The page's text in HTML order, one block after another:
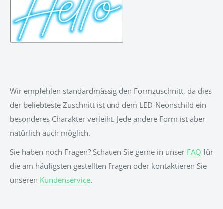
Wir empfehlen standardmässig den Formzuschnitt, da dies
der beliebteste Zuschnitt ist und dem LED-Neonschild ein
besonderes Charakter verleiht. Jede andere Form ist aber
natürlich auch möglich.
Sie haben noch Fragen? Schauen Sie gerne in unser FAQ für
die am häufigsten gestellten Fragen oder kontaktieren Sie
unseren Kundenservice.